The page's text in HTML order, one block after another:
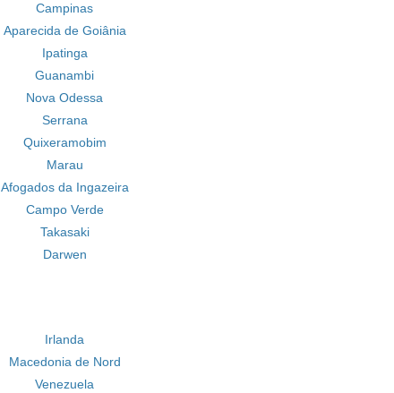
Campinas
Aparecida de Goiânia
Ipatinga
Guanambi
Nova Odessa
Serrana
Quixeramobim
Marau
Afogados da Ingazeira
Campo Verde
Takasaki
Darwen
Irlanda
Macedonia de Nord
Venezuela